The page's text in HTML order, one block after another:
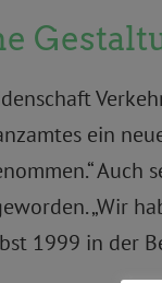
ein
„Wir
1999 in der